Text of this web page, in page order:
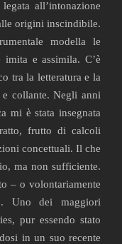
all’intonazione
origini inscindibile.
modella le
e assimila. C’è
tra la letteratura e la
collante. Negli anni
mi è stata insegnata
frutto di calcoli
concettuali. Il che
ma non sufficiente.
– o volontariamente
Uno dei maggiori
pur essendo stato
in un suo recente